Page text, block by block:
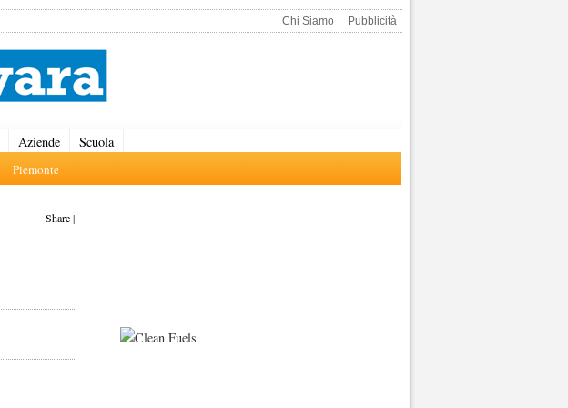
Chi Siamo Pubblicità
Piemonte
Aziende Scuola
Share|